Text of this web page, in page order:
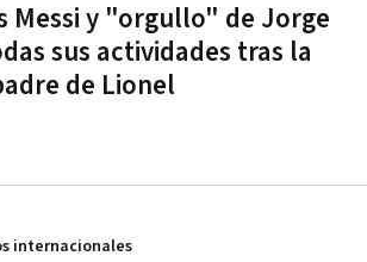
Messi y "orgullo" de Jorge
sus actividades tras la
de Lionel
internacionales